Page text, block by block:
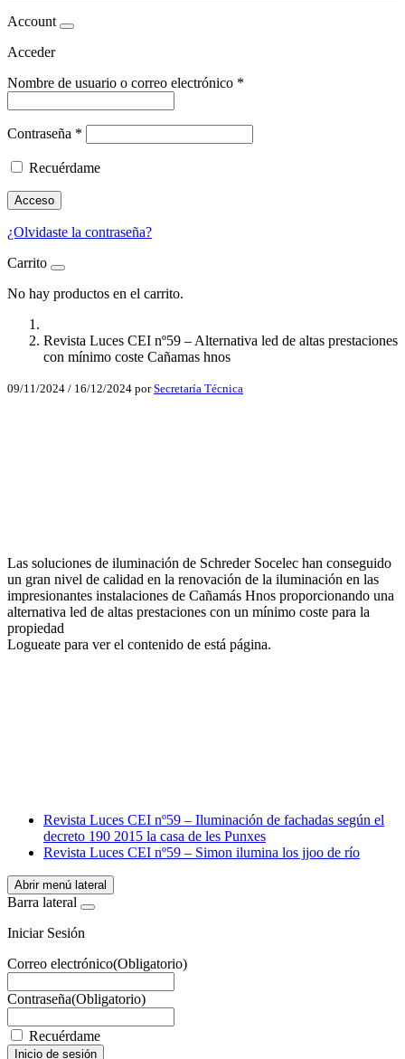
Account
Acceder
Nombre de usuario o correo electrónico *
Contraseña *
Recuérdame
Acceso
¿Olvidaste la contraseña?
Carrito
No hay productos en el carrito.
Revista Luces CEI nº59 – Alternativa led de altas prestaciones
con mínimo coste Cañamas hnos
09/11/2024 / 16/12/2024 porSecretaría Técnica
WhatsApp
Las soluciones de iluminación de Schreder Socelec han conseguido
un gran nivel de calidad en la renovación de la iluminación en las
impresionantes instalaciones de Cañamás Hnos proporcionando una
alternativa led de altas prestaciones con un mínimo coste para la
propiedad
Logueate para ver el contenido de está página.
WhatsApp
Revista Luces CEI nº59 – Iluminación de fachadas según el
decreto 190 2015 la casa de les Punxes
Revista Luces CEI nº59 – Simon ilumina los jjoo de río
Abrir menú lateral
Barra lateral
Iniciar Sesión
Correo electrónico(Obligatorio)
Contraseña(Obligatorio)
Recuérdame